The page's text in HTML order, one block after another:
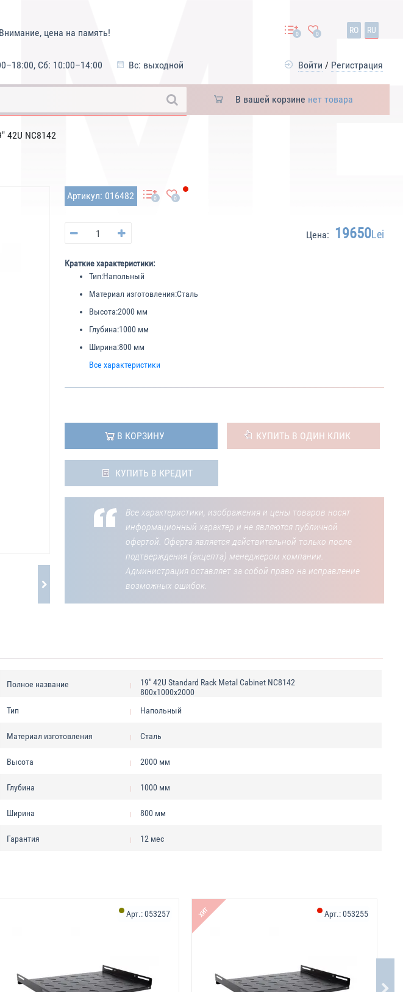
Внимание, цена на память!
Сб: 10:00–14:00 Вс: выходной
0 0 RO RU
Войти / Регистрация
В вашей корзине нет товара
42U NC8142
Артикул: 016482 0 0
Цена: 19650Lei
Краткие характеристики:
Тип:Напольный
Материал изготовления:Сталь
Высота:2000 мм
Глубина:1000 мм
Ширина:800 мм
Все характеристики
В КОРЗИНУ КУПИТЬ В ОДИН КЛИК
КУПИТЬ В КРЕДИТ
Все характеристики, изображения и цены товаров носят
информационный характер и не являются публичной
офертой. Оферта является действительной только после
подтверждения (акцепта) менеджером компании.
Администрация оставляет за собой право на исправление
возможных ошибок.
Полное название
19" 42U Standard Rack Metal Cabinet NC8142
800x1000x2000
Тип
Напольный
Материал изготовления Сталь
Высота 2000 мм
Глубина 1000 мм
Ширина 800 мм
Гарантия 12 мес
Арт.:053257 ХИТ Арт.:053255